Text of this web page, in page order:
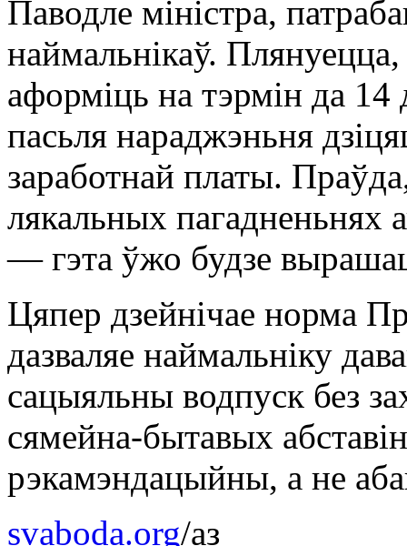
Паводле міністра,
наймальнікаў.
аформіць на тэрмін да
пасьля нараджэньня
заработнай платы.
лякальных пагадненьнях
— гэта ўжо будзе
Цяпер дзейнічае норма
дазваляе наймальніку
сацыяльны водпуск без
сямейна-бытавых
рэкамэндацыйны, а не
svaboda.org/аз